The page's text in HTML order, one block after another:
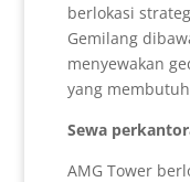
berlokasi
Gemilang
menyewakan
yang
Sewa
AMG Tower